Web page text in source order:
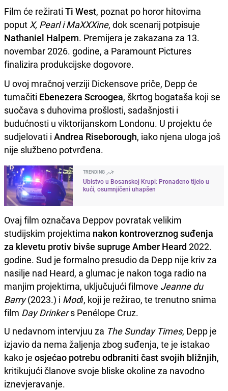
Film će režirati Ti West, poznat po horor hitovima
poputX, Pearl i MaXXXine, dok scenarij potpisuje
Nathaniel Halpern. Premijera je zakazana za 13.
novembar 2026. godine, a Paramount Pictures
finalizira produkcijske dogovore.
U ovoj mračnoj verziji Dickensove priče, Depp će
tumačiti Ebenezera Scroogea, škrtog bogataša koji se
suočava s duhovima prošlosti, sadašnjosti i
budućnosti u viktorijanskom Londonu. U projektu će
sudjelovati i Andrea Riseborough, iako njena uloga još
nije službeno potvrđena.
TRENDING
Ubistvo u Bosanskoj Krupi: Pronađeno tijelo u
kući, osumnjičeni uhapšen
Ovaj film označava Deppov povratak velikim
studijskim projektima nakon kontroverznog suđenja
za klevetu protiv bivše supruge Amber Heard 2022.
godine. Sud je formalno presudio da Depp nije kriv za
nasilje nad Heard, a glumac je nakon toga radio na
manjim projektima, uključujući filmove Jeanne du
Barry(2023.) i Modì, koji je režirao, te trenutno snima
film Day Drinkers Penélope Cruz.
U nedavnom intervjuu za The Sunday Times, Depp je
izjavio da nema žaljenja zbog suđenja, te je istakao
kako je osjećao potrebu odbraniti čast svojih bližnjih,
kritikujući članove svoje bliske okoline za navodno
iznevjeravanje.